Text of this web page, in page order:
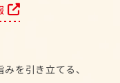
を引き立てる、